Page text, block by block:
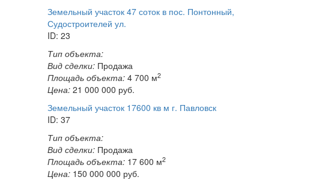
Земельный участок 47 соток в пос. Понтонный,
Судостроителей ул.
ID: 23
Тип объекта:
Вид сделки: Продажа
Площадь объекта: 4 700 м2
Цена: 21 000 000 руб.
Земельный участок 17600 кв м г. Павловск
ID: 37
Тип объекта:
Вид сделки: Продажа
Площадь объекта: 17 600 м2
Цена: 150 000 000 руб.